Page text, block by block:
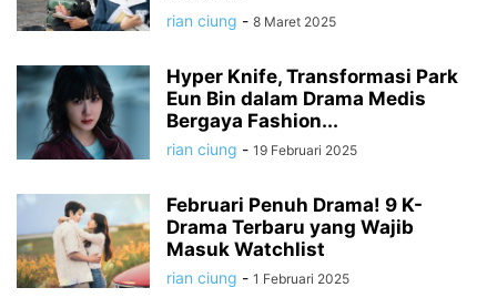
rian ciung - 8 Maret 2025
Hyper Knife, Transformasi Park
Eun Bin dalam Drama Medis
Bergaya Fashion...
rian ciung - 19 Februari 2025
Februari Penuh Drama! 9 K-
Drama Terbaru yang Wajib
Masuk Watchlist
rian ciung - 1 Februari 2025